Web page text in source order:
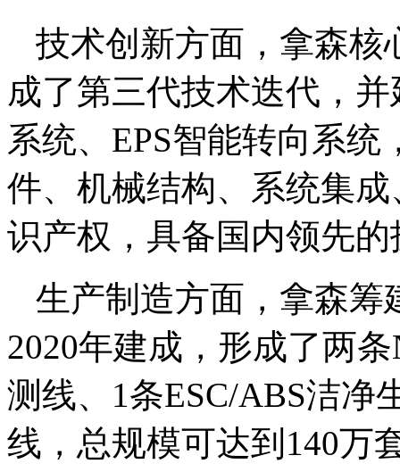
技术创新方面，拿森核
成了第三代技术迭代，
系统、EPS智能转向系
件、机械结构、系统集
识产权，具备国内领先
生产制造方面，拿森筹
2020年建成，形成了两
测线、1条ESC/ABS洁净
线，总规模可达到140万